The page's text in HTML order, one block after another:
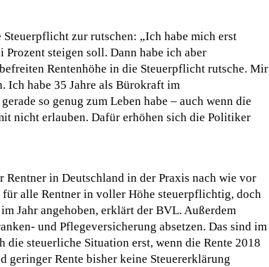
zur rutschen: „Ich habe mich erst
Prozent steigen soll. Dann habe ich aber
Rentenhöhe in die Steuerpflicht rutsche. Mir
Ich habe 35 Jahre als Bürokraft im
so genug zum Leben habe – auch wenn die
nicht erlauben. Dafür erhöhen sich die Politiker
in Deutschland in der Praxis nach wie vor
für alle Rentner in voller Höhe steuerpflichtig, doch
Jahr angehoben, erklärt der BVL. Außerdem
und Pflegeversicherung absetzen. Das sind im
die steuerliche Situation erst, wenn die Rente 2018
geringer Rente bisher keine Steuererklärung